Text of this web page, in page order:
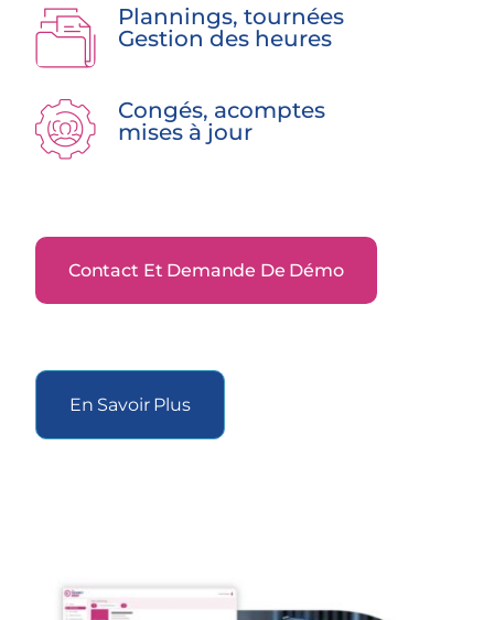
Plannings, tournées
Gestion des heures
Congés, acomptes
mises à jour
Contact Et Demande De Démo
En Savoir Plus